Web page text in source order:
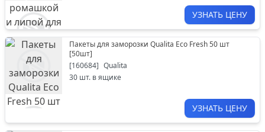
УЗНАТЬ ЦЕНУ
Пакеты для заморозки Qualita Eco Fresh 50 шт
[50шт]
[160684] Qualita
30 шт. в ящике
УЗНАТЬ ЦЕНУ